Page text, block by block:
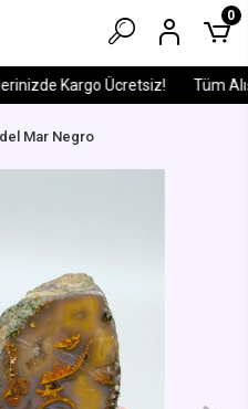
Kargo Ücretsiz! Tüm
0
Mar Negro